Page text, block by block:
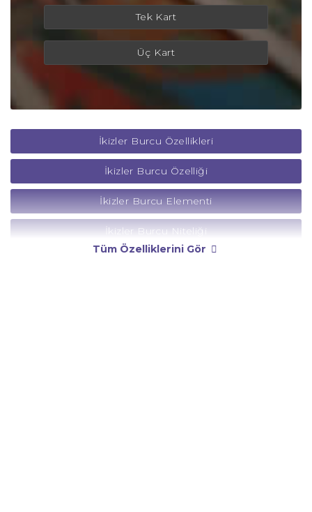
Tek Kart
Üç Kart
İkizler Burcu Özellikleri
İkizler Burcu Özelliği
İkizler Burcu Elementi
İkizler Burcu Niteliği
Tüm Özelliklerini Gör